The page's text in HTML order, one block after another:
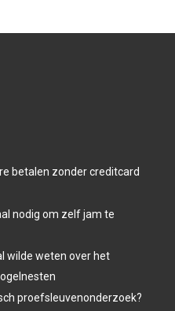
betalen zonder creditcard
nodig om zelf jam te
wilde weten over het
proefsleuvenonderzoek?